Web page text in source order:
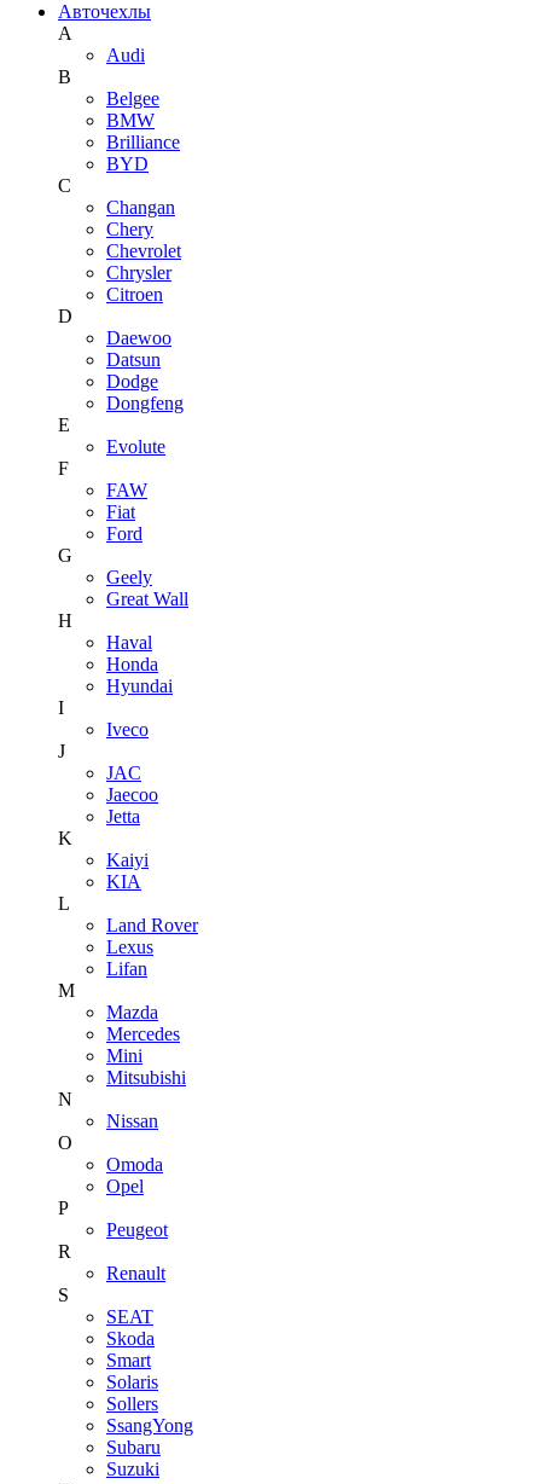
Авточехлы
A
Audi
B
Belgee
BMW
Brilliance
BYD
C
Changan
Chery
Chevrolet
Chrysler
Citroen
D
Daewoo
Datsun
Dodge
Dongfeng
E
Evolute
F
FAW
Fiat
Ford
G
Geely
Great Wall
H
Haval
Honda
Hyundai
I
Iveco
J
JAC
Jaecoo
Jetta
K
Kaiyi
KIA
L
Land Rover
Lexus
Lifan
M
Mazda
Mercedes
Mini
Mitsubishi
N
Nissan
O
Omoda
Opel
P
Peugeot
R
Renault
S
SEAT
Skoda
Smart
Solaris
Sollers
SsangYong
Subaru
Suzuki